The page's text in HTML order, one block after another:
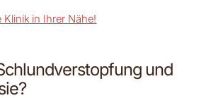
Klinik in Ihrer Nähe!
und